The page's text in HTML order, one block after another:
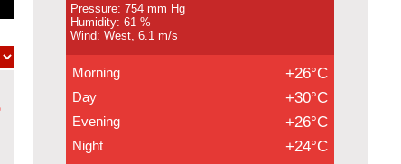
Pressure: 754 mm Hg
Humidity: 61 %
Wind: West, 6.1 m/s
Morning +26°C
Day +30°C
Evening +26°C
Night +24°C